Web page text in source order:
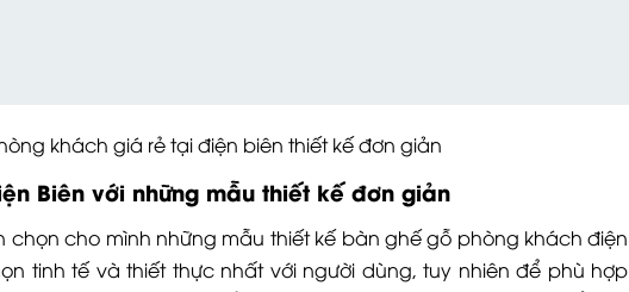
giá rẻ tại điện biên thiết kế đơn giản
Biên với những mẫu thiết kế đơn giản
cho mình những mẫu thiết kế bàn ghế gỗ phòng khách điện
tinh tế và thiết thực nhất với người dùng, tuy nhiên để phù hợp